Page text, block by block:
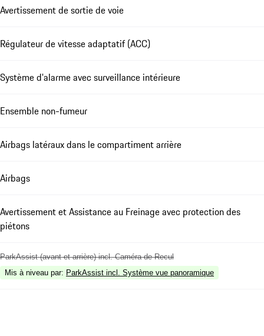
Avertissement de sortie de voie
Régulateur de vitesse adaptatif (ACC)
Système d'alarme avec surveillance intérieure
Ensemble non-fumeur
Airbags latéraux dans le compartiment arrière
Airbags
Avertissement et Assistance au Freinage avec protection des
piétons
ParkAssist (avant et arrière) incl. Caméra de Recul
Mis à niveau par: ParkAssist incl. Système vue panoramique